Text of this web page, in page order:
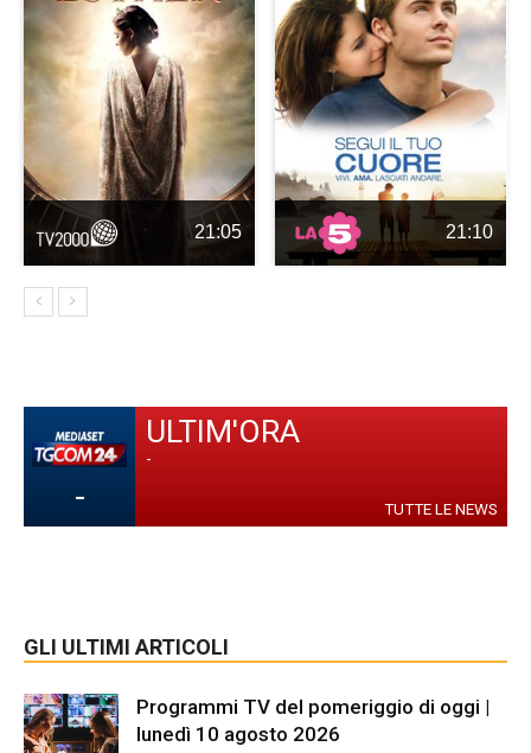
21:05 21:10
-
ULTIM'ORA
-
TUTTE LE NEWS
GLI ULTIMI ARTICOLI
Programmi TV del pomeriggio di oggi |
lunedì 10 agosto 2026